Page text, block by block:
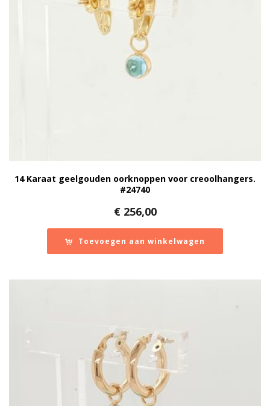
14 Karaat geelgouden oorknoppen voor creoolhangers.
#24740
€256,00
Toevoegen aan winkelwagen